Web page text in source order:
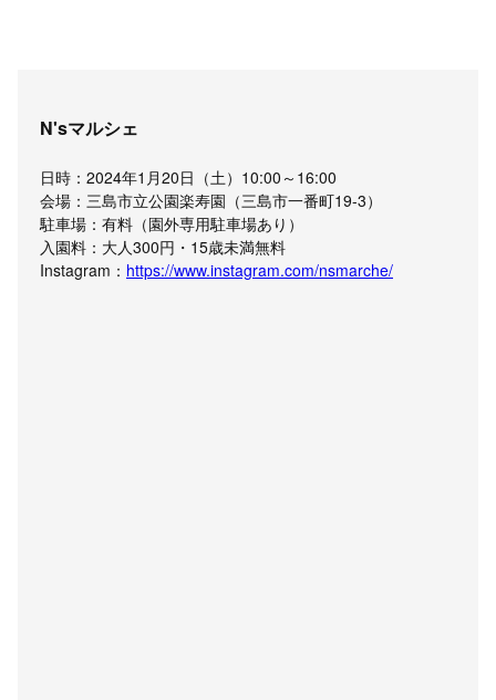
N'sマルシェ
日時：2024年1月20日（土）10:00～16:00
会場：三島市立公園楽寿園（三島市一番町19-3）
駐車場：有料（園外専用駐車場あり）
入園料：大人300円・15歳未満無料
Instagram： https://www.instagram.com/nsmarche/